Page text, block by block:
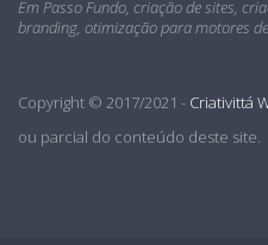
Em Passo Fundo, criação de sites,
branding, otimização para motores
Copyright © 2017/2021 - Criativittá
ou parcial do conteúdo deste site.